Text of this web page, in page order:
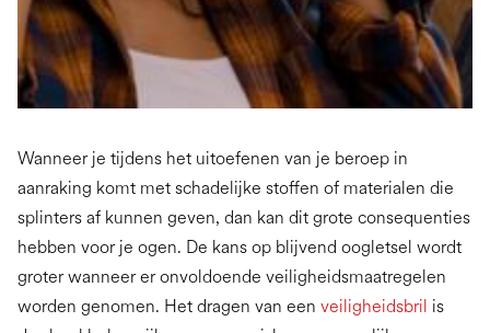
Wanneer je tijdens het uitoefenen van je beroep in
aanraking komt met schadelijke stoffen of materialen die
splinters af kunnen geven, dan kan dit grote consequenties
hebben voor je ogen. De kans op blijvend oogletsel wordt
groter wanneer er onvoldoende veiligheidsmaatregelen
worden genomen. Het dragen van een veiligheidsbril is